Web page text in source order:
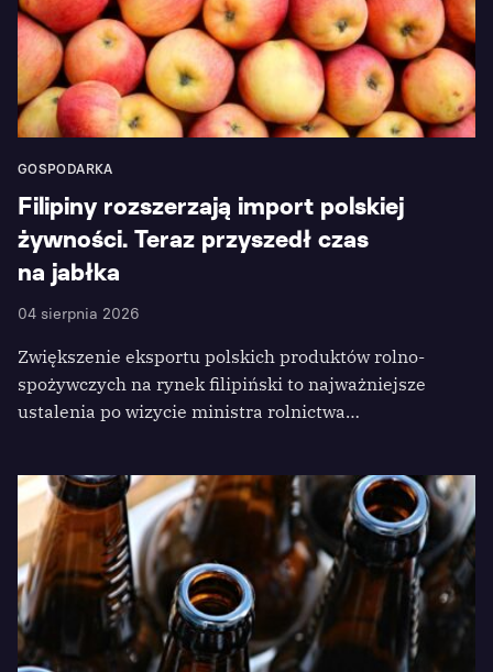
GOSPODARKA
Filipiny rozszerzają import polskiej
żywności. Teraz przyszedł czas
na jabłka
04 sierpnia 2026
Zwiększenie eksportu polskich produktów rolno-
spożywczych na rynek filipiński to najważniejsze
ustalenia po wizycie ministra rolnictwa…